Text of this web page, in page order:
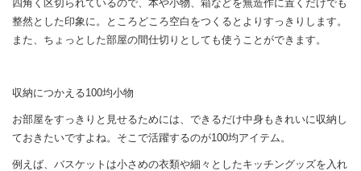
四角く区切られているので、本や小物、箱などを無造作に置くだけでも
整然とした印象に。ところどころ空白をつくるとよりすっきりします。
また、ちょっとした部屋の間仕切りとしても使うことができます。
収納につかえる100均小物
お部屋をすっきりと見せるためには、できるだけ中身もきれいに収納し
ておきたいですよね。そこで活躍するのが100均アイテム。
例えば、バスケットは小さめの衣類や細々としたキッチングッズを入れ